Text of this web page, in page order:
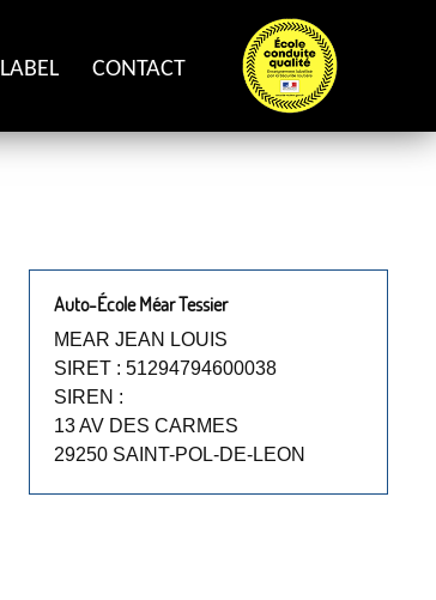
LABEL CONTACT
Auto-École Méar Tessier
MEAR JEAN LOUIS
SIRET : 51294794600038
SIREN :
13 AV DES CARMES
29250 SAINT-POL-DE-LEON